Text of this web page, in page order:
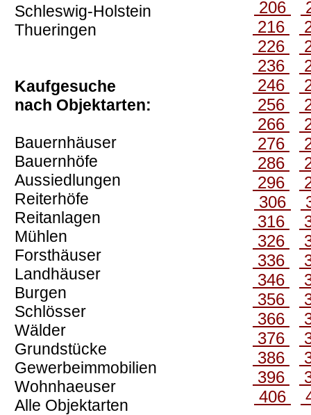
Schleswig-Holstein
Thueringen
Kaufgesuche
nach Objektarten:
Bauernhäuser
Bauernhöfe
Aussiedlungen
Reiterhöfe
Reitanlagen
Mühlen
Forsthäuser
Landhäuser
Burgen
Schlösser
Wälder
Grundstücke
Gewerbeimmobilien
Wohnhaeuser
Alle Objektarten
206
216
226
236
246
256
266
276
286
296
306
316
326
336
346
356
366
376
386
396
406